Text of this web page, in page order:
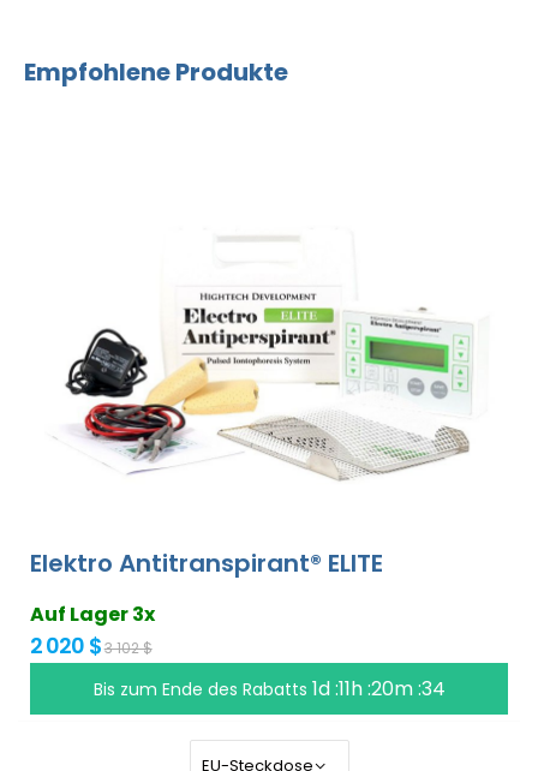
Empfohlene Produkte
Elektro Antitranspirant® ELITE
Auf Lager 3x
2 020 $3 102 $
Bis zum Ende des Rabatts1d :11h :20m :33